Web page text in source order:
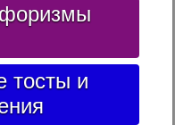
тосты и